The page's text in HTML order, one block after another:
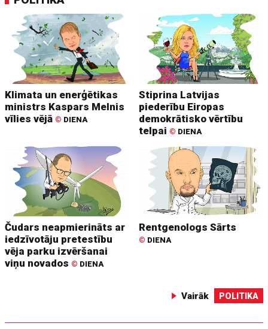
Klimata un enerģētikas
ministrs Kaspars Melnis
vīlies vējā © DIENA
Stiprina Latvijas
piederību Eiropas
demokrātisko vērtību
telpai © DIENA
Čudars neapmierināts ar
iedzīvotāju pretestību
vēja parku izvēršanai
viņu novados © DIENA
Rentgenologs Sārts
© DIENA
Vairāk POLITIKA